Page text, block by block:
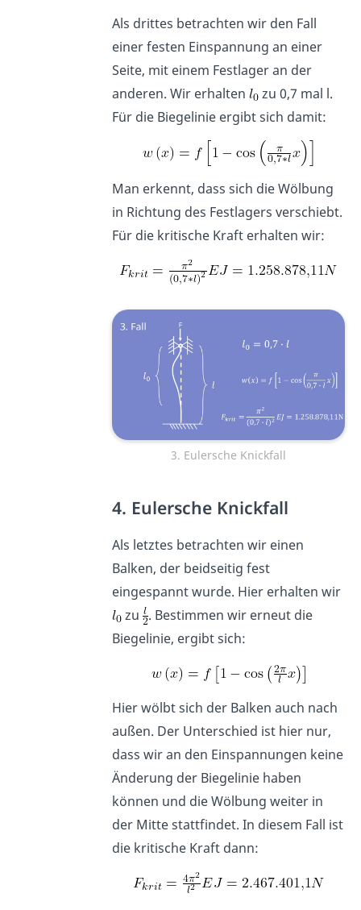
Als drittes betrachten wir den Fall
einer festen Einspannung an einer
Seite, mit einem Festlager an der
anderen. Wir erhalten
zu 0,7 mal l.
Für die Biegelinie ergibt sich damit:
Man erkennt, dass sich die Wölbung
in Richtung des Festlagers verschiebt.
Für die kritische Kraft erhalten wir:
3. Eulersche Knickfall
4. Eulersche Knickfall
Als letztes betrachten wir einen
Balken, der beidseitig fest
eingespannt wurde. Hier erhalten wir
zu . Bestimmen wir erneut die
Biegelinie, ergibt sich:
Hier wölbt sich der Balken auch nach
außen. Der Unterschied ist hier nur,
dass wir an den Einspannungen keine
Änderung der Biegelinie haben
können und die Wölbung weiter in
der Mitte stattfindet. In diesem Fall ist
die kritische Kraft dann: